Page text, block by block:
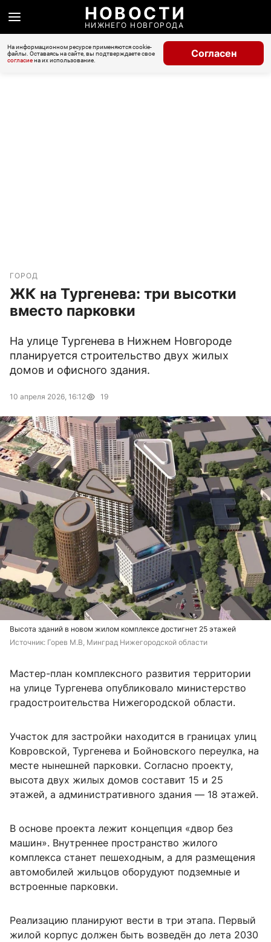
НОВОСТИ
НИЖНЕГО НОВГОРОДА
На информационном ресурсе применяются cookie-
файлы. Оставаясь на сайте, вы подтверждаете свое
согласиена их использование.
Согласен
ГОРОД
ЖК на Тургенева: три высотки
вместо парковки
На улице Тургенева в Нижнем Новгороде
планируется строительство двух жилых
домов и офисного здания.
10 апреля 2026, 16:12 19
Высота зданий в новом жилом комплексе достигнет 25 этажей
Источник: Горев М.В, Минград Нижегородской области
Мастер-план комплексного развития территории
на улице Тургенева опубликовало министерство
градостроительства Нижегородской области.
Участок для застройки находится в границах улиц
Ковровской, Тургенева и Бойновского переулка, на
месте нынешней парковки. Согласно проекту,
высота двух жилых домов составит 15 и 25
этажей, а административного здания — 18 этажей.
В основе проекта лежит концепция «двор без
машин». Внутреннее пространство жилого
комплекса станет пешеходным, а для размещения
автомобилей жильцов оборудуют подземные и
встроенные парковки.
Реализацию планируют вести в три этапа. Первый
жилой корпус должен быть возведён до лета 2030